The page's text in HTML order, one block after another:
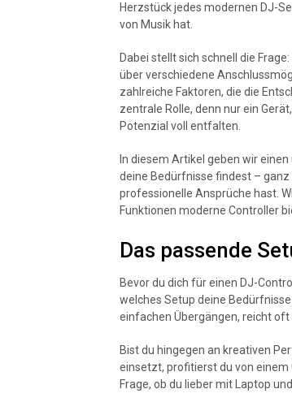
Herzstück jedes modernen DJ-
von Musik hat.
Dabei stellt sich schnell die
über verschiedene
zahlreiche Faktoren, die die
zentrale Rolle, denn nur ein
Potenzial voll entfalten.
In diesem Artikel geben wir
deine Bedürfnisse findest –
professionelle Ansprüche hast.
Funktionen moderne Controller
Das passende
Bevor du dich für einen DJ-
welches Setup deine
einfachen Übergängen, reicht
Bist du hingegen an kreativen
einsetzt, profitierst du von
Frage, ob du lieber mit Laptop